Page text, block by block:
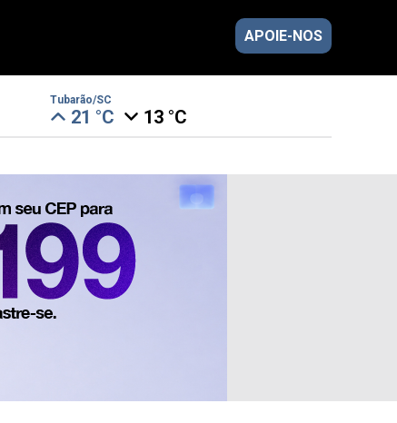
APOIE-NOS
Tubarão/SC
21 °C 13 °C